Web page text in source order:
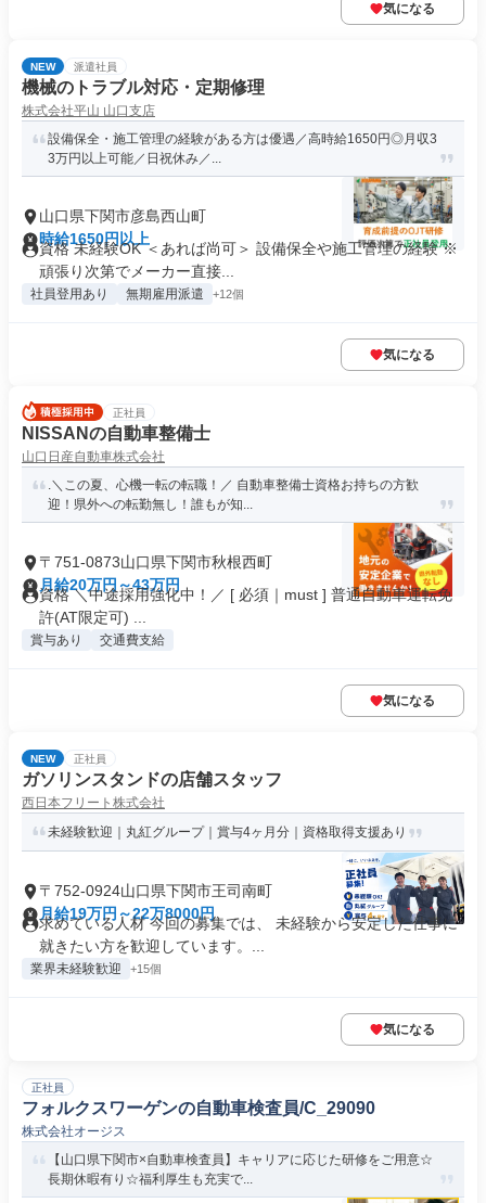
気になる
NEW 派遣社員
機械のトラブル対応・定期修理
株式会社平山 山口支店
設備保全・施工管理の経験がある方は優遇／高時給1650円◎月収3
3万円以上可能／日祝休み／...
山口県下関市彦島西山町
時給1650円以上
資格 未経験OK ＜あれば尚可＞ 設備保全や施工管理の経験 ※
頑張り次第でメーカー直接...
社員登用あり 無期雇用派遣 +12個
気になる
正社員
NISSANの自動車整備士
山口日産自動車株式会社
.＼この夏、心機一転の転職！／ 自動車整備士資格お持ちの方歓
迎！県外への転勤無し！誰もが知...
〒751-0873山口県下関市秋根西町
月給20万円～43万円
資格 ＼中途採用強化中！／ [ 必須｜must ] 普通自動車運転免
許(AT限定可) ...
賞与あり 交通費支給
気になる
NEW 正社員
ガソリンスタンドの店舗スタッフ
西日本フリート株式会社
未経験歓迎｜丸紅グループ｜賞与4ヶ月分｜資格取得支援あり
〒752-0924山口県下関市王司南町
月給19万円～22万8000円
求めている人材 今回の募集では、 未経験から安定した仕事に
就きたい方を歓迎しています。...
業界未経験歓迎 +15個
気になる
正社員
フォルクスワーゲンの自動車検査員/C_29090
株式会社オージス
【山口県下関市×自動車検査員】キャリアに応じた研修をご用意☆
長期休暇有り☆福利厚生も充実で...